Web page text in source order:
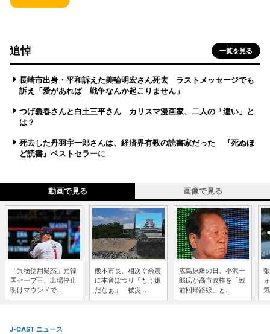
追悼 一覧を見る
長崎市出身・平和訴えた美輪明宏さん死去 ラストメッセージでも
訴え「愛があれば 戦争なんか起こりません」
つげ義春さんと白土三平さん カリスマ漫画家、二人の「違い」と
は？
死去した丹羽宇一郎さんは、経済界有数の読書家だった 『死ぬほ
ど読書』ベストセラーに
動画で見る 画像で見る
「異物使用疑惑」元韓
国セーブ王、出場停止
明けマウンドで...
熊本市長、相次ぐ余震
に本音ぽつり「もう嫌
だなぁ」 被災...
広島原爆の日、小沢一
郎氏が高市政権を「戦
前回帰路線」と...
J-CAST ニュース